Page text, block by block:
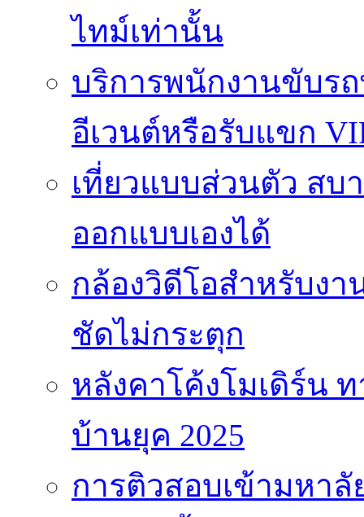
ไทม์เท่านั้น
บริการพนักงานขับร
อีเวนต์หรือรับแขก
เที่ยวแบบส่วนตัว ส
ออกแบบเองได้
กล้องวิดีโอสำหรับง
ชัดไม่กระตุก
หลังคาโค้งโมเดิร์น
บ้านยุค 2025
การติวสอบเข้ามหาลั